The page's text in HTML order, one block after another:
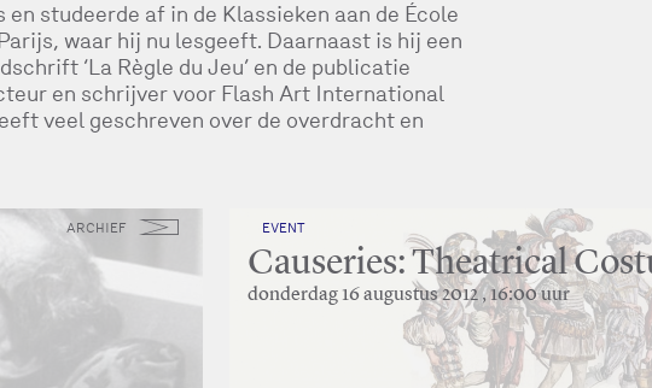
studeerde af in de Klassieken aan de École
waar hij nu lesgeeft. Daarnaast is hij een
‘La Règle du Jeu’ en de publicatie
en schrijver voor Flash Art International
veel geschreven over de overdracht en
ARCHIEF EVENT
Causeries: Theatrical
donderdag 16 augustus 2012 , 16:00 uur